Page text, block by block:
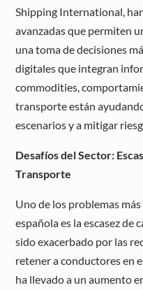
Shipping International,
avanzadas que permiten
una toma de decisiones
digitales que integran
commodities,
transporte están
escenarios y a mitigar
Desafíos del Sector:
Transporte
Uno de los problemas
española es la escasez de
sido exacerbado por las
retener a conductores en
ha llevado a un aumento